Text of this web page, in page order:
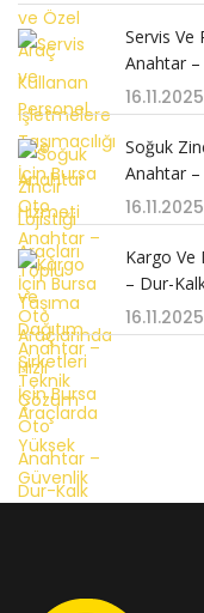
Servis Ve
Anahtar –
16.11.2025
Soğuk
Anahtar –
16.11.2025
Kargo Ve
– Dur-
16.11.2025